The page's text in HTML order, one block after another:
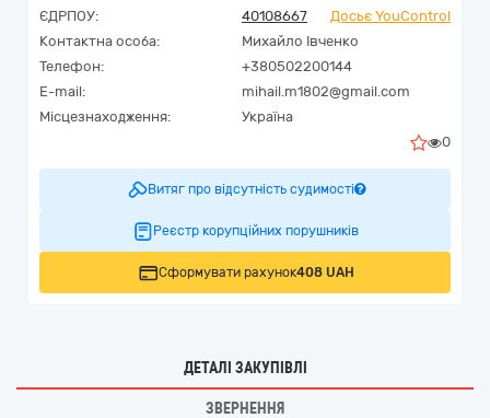
ЄДРПОУ:
40108667
Досьє YouControl
Контактна особа:
Михайло Івченко
Телефон:
+380502200144
E-mail:
mihail.m1802@gmail.com
Місцезнаходження:
Україна
0
Витяг про відсутність судимості
Реєстр корупційних порушників
Сформувати рахунок408 UAH
ДЕТАЛІ ЗАКУПІВЛІ
ЗВЕРНЕННЯ